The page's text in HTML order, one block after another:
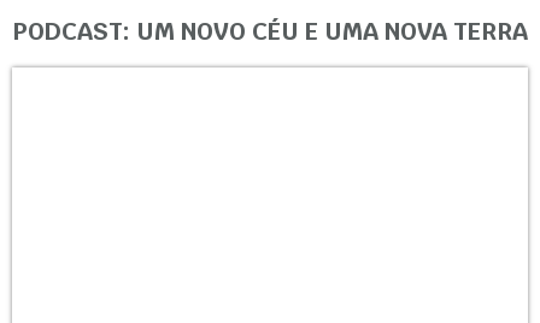
PODCAST: UM NOVO CÉU E UMA NOVA TERRA